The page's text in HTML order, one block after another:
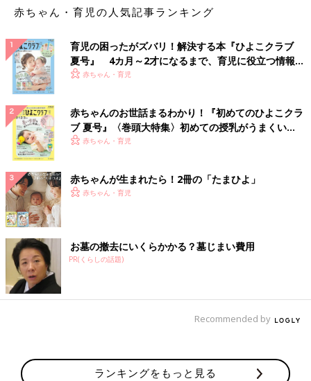
ハハの子育て空間論[ハハのさけび #11]
が寝返りをし、ズリバイをはじめ・・・少しで
も動くようになると、家の中が危険でいっぱい
なことに気づきました！なんでも口に入れたが
いつの間にか、たっちして届くようになってい
たり。机のカドも危ないし、床のホコリや汚れ
も気になります。
事故を未然に防ぐためには先回りが重要なので、常に目を皿のよ
のとがったもの、誤飲しそうな小さいボタンや薬など・・・。
つけたら即、子どもの手の届かないところに移動！！
というのが
赤ちゃん・育児の人気記事ランキング
育児の困ったがズバリ！解決する本『ひよこクラブ
夏号』 4カ月～2才になるまで、育児に役立つ情報が
いっぱい！
赤ちゃん・育児
赤ちゃんのお世話まるわかり！『初めてのひよこクラ
ブ 夏号』〈巻頭大特集〉初めての授乳がうまくい
く！ おっぱい・ミルクの基本と夏のトラブル 解決テ
赤ちゃん・育児
赤ちゃんが生まれたら！2冊の「たまひよ」
赤ちゃん・育児
お墓の撤去にいくらかかる？墓じまい費用
PR(くらしの話題)
Recommended by
ランキングをもっと見る